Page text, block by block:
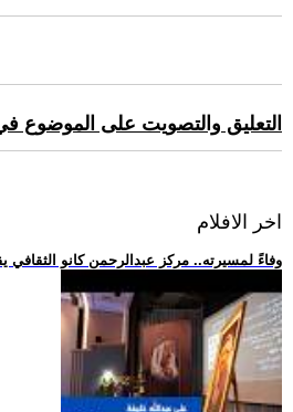
التعليق والتصويت على الموضوع
اخر الافلام
.. وفاءً لمسيرته.. مركز عبدالرحمن كانو الثقافي